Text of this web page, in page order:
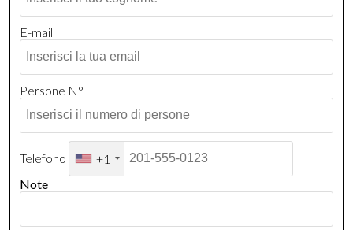
E-mail
Persone N°
Telefono
+1
Note